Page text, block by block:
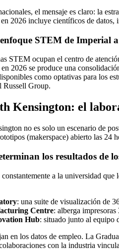
el mensaje es claro: la
2026 incluye científicos de
STEM de Imperial
STEM ocupan el centro de
2026 se produce una
como optativas para los
Russell Group.
Kensington: el
no es solo un escenario de
(makerspace) abierto las
los resultados de
a la universidad
: una suite de visualización de
Centre: alberga
Hub: situado junto al equipo
en los datos de empleo. La
con la industria